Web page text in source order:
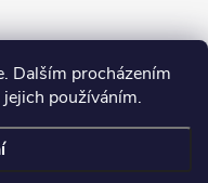
Dalším procházením
používáním.